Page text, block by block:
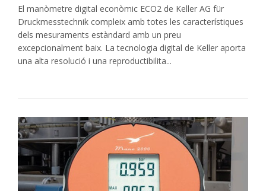
El manòmetre digital econòmic ECO2 de Keller AG für
Druckmesstechnik compleix amb totes les característiques
dels mesuraments estàndard amb un preu
excepcionalment baix. La tecnologia digital de Keller aporta
una alta resolució i una reproductibilita...